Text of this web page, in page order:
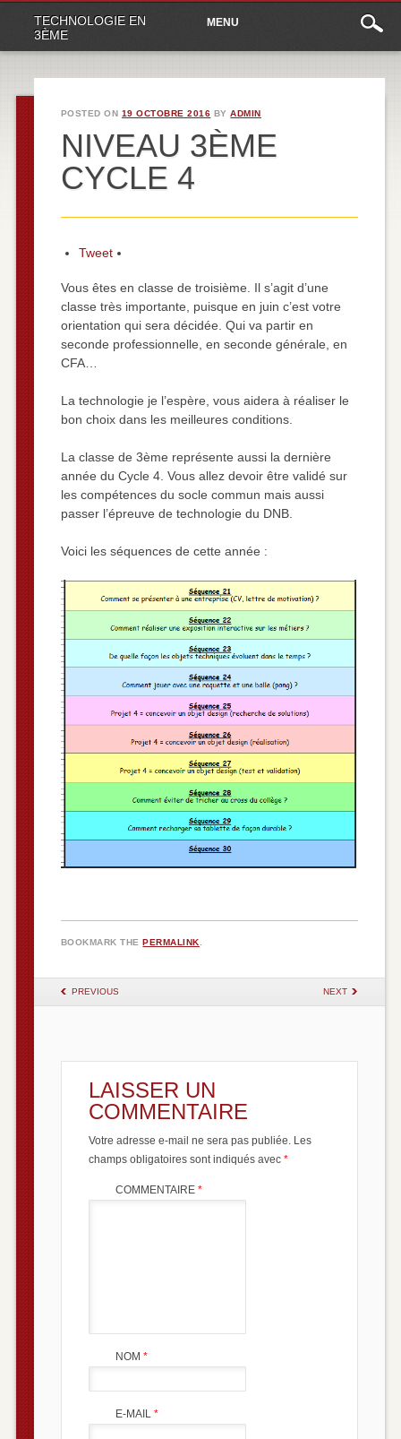
TECHNOLOGIE EN
3ÈME
Main
menu
content
MENU
POSTED ON 19 OCTOBRE 2016 BYADMIN
NIVEAU 3ÈME
CYCLE 4
Tweet
Vous êtes en classe de troisième. Il s’agit d’une
classe très importante, puisque en juin c’est votre
orientation qui sera décidée. Qui va partir en
seconde professionnelle, en seconde générale, en
CFA…
La technologie je l’espère, vous aidera à réaliser le
bon choix dans les meilleures conditions.
La classe de 3ème représente aussi la dernière
année du Cycle 4. Vous allez devoir être validé sur
les compétences du socle commun mais aussi
passer l’épreuve de technologie du DNB.
Voici les séquences de cette année :
BOOKMARK THEPERMALINK
POST NAVIGATION
PREVIOUS NEXT
LAISSER UN
COMMENTAIRE
Votre adresse e-mail ne sera pas publiée. Les
champs obligatoires sont indiqués avec *
COMMENTAIRE *
NOM *
E-MAIL *